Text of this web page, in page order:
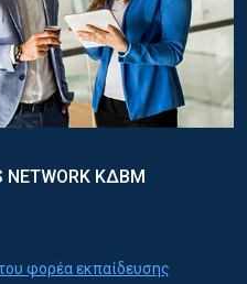
NETWORK ΚΔΒΜ
φορέα εκπαίδευσης